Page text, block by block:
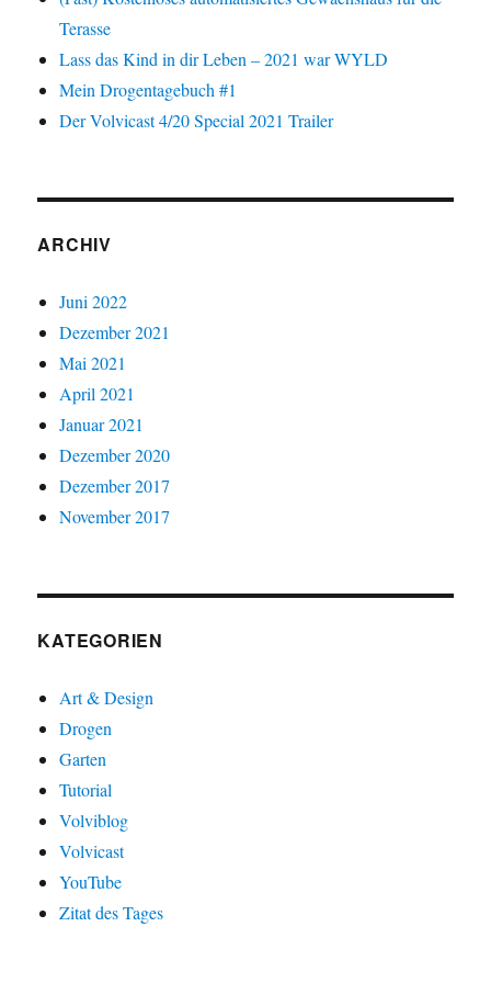
Terasse
Lass das Kind in dir Leben – 2021 war WYLD
Mein Drogentagebuch #1
Der Volvicast 4/20 Special 2021 Trailer
ARCHIV
Juni 2022
Dezember 2021
Mai 2021
April 2021
Januar 2021
Dezember 2020
Dezember 2017
November 2017
KATEGORIEN
Art & Design
Drogen
Garten
Tutorial
Volviblog
Volvicast
YouTube
Zitat des Tages